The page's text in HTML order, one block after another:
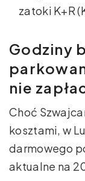
zatoki K+R
Godziny
nie
Choć
kosztami, w
darmowego
aktualne na